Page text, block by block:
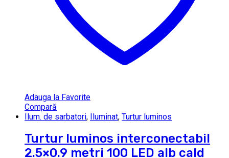
Adauga la Favorite
Compară
Ilum. de sarbatori, Iluminat, Turtur luminos
Turtur luminos interconectabil
2.5×0.9 metri 100 LED alb cald